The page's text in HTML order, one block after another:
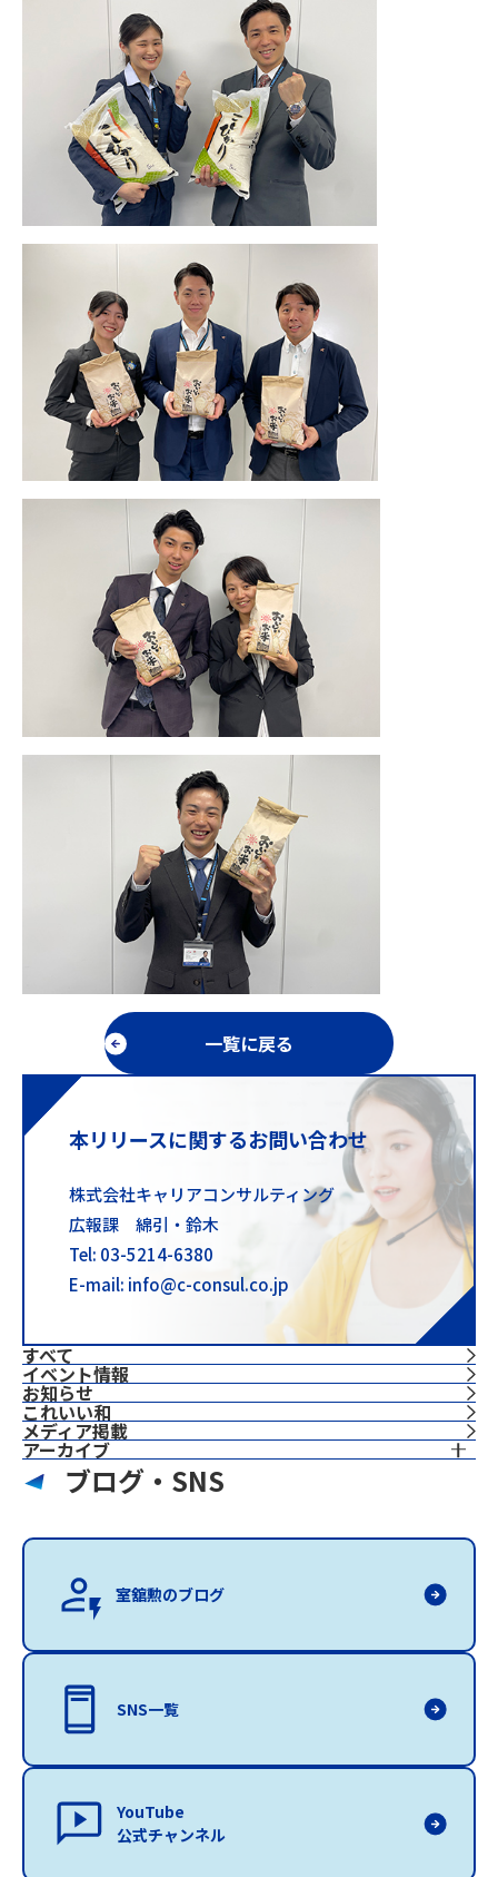
すべて
イベント情報
お知らせ
これいい和
⁨⁩メディア掲載
アーカイブ
一覧に戻る
本リリースに関するお問い合わせ
株式会社キャリアコンサルティング
広報課 綿引・鈴木
Tel: 03-5214-6380
E-mail: info@c-consul.co.jp
ブログ・SNS
室舘勲のブログ
SNS一覧
YouTube
公式チャンネル